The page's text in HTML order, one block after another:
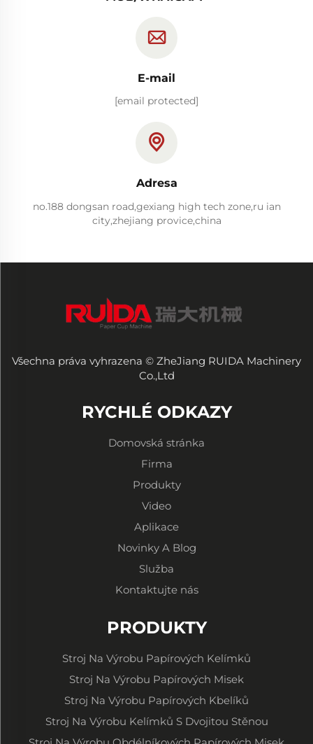
E-mail
[email protected]
Adresa
no.188 dongsan road,gexiang high tech zone,ru ian
city,zhejiang provice,china
Všechna práva vyhrazena © ZheJiang RUIDA Machinery
Co.,Ltd
RYCHLÉ ODKAZY
Domovská stránka
Firma
Produkty
Video
Aplikace
Novinky A Blog
Služba
Kontaktujte nás
PRODUKTY
Stroj Na Výrobu Papírových Kelímků
Stroj Na Výrobu Papírových Misek
Stroj Na Výrobu Papírových Kbelíků
Stroj Na Výrobu Kelímků S Dvojitou Stěnou